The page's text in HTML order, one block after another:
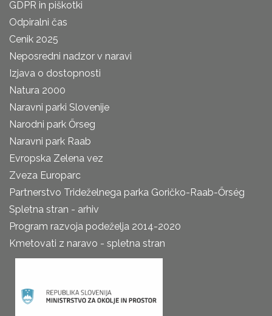
GDPR in piškotki
Odpiralni čas
Cenik 2025
Neposredni nadzor v naravi
Izjava o dostopnosti
Natura 2000
Naravni parki Slovenije
Narodni park Őrseg
Naravni park Raab
Evropska Zelena vez
Zveza Europarc
Partnerstvo Trideželnega parka Goričko-Raab-Őrség
Spletna stran - arhiv
Program razvoja podeželja 2014-2020
Kmetovati z naravo - spletna stran